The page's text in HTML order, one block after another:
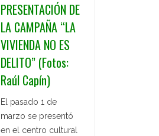
PRESENTACIÓN DE
LA CAMPAÑA “LA
VIVIENDA NO ES
DELITO” (Fotos:
Raúl Capín)
El pasado 1 de
marzo se presentó
en el centro cultural